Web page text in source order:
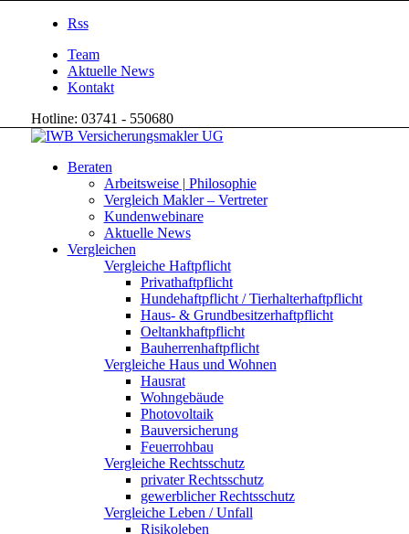
Rss
Team
Aktuelle News
Kontakt
Hotline: 03741 - 550680
Beraten
Arbeitsweise | Philosophie
Vergleich Makler – Vertreter
Kundenwebinare
Aktuelle News
Vergleichen
Vergleiche Haftpflicht
Privathaftpflicht
Hundehaftpflicht / Tierhalterhaftpflicht
Haus- & Grundbesitzerhaftpflicht
Oeltankhaftpflicht
Bauherrenhaftpflicht
Vergleiche Haus und Wohnen
Hausrat
Wohngebäude
Photovoltaik
Bauversicherung
Feuerrohbau
Vergleiche Rechtsschutz
privater Rechtsschutz
gewerblicher Rechtsschutz
Vergleiche Leben / Unfall
Risikoleben